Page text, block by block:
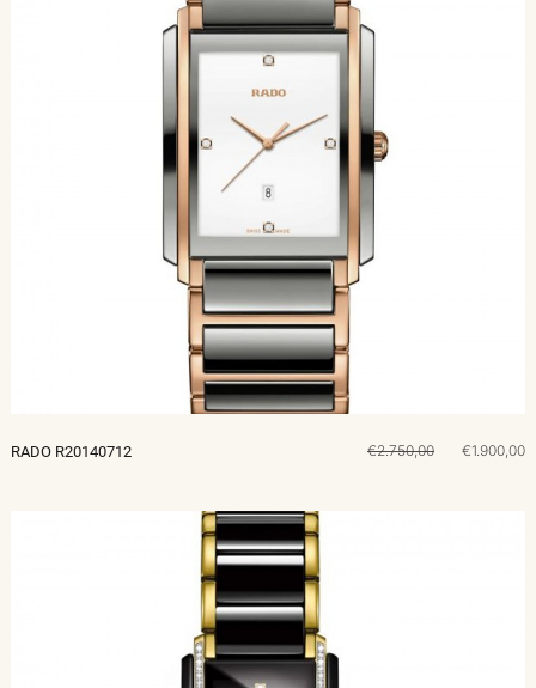
RADO R20140712 €2.750,00 €1.900,00